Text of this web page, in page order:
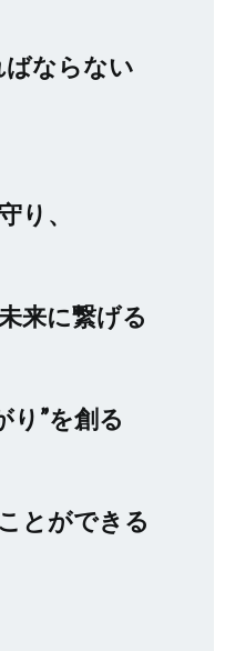
ならない
り、
来に繋げる
り”を創る
とができる